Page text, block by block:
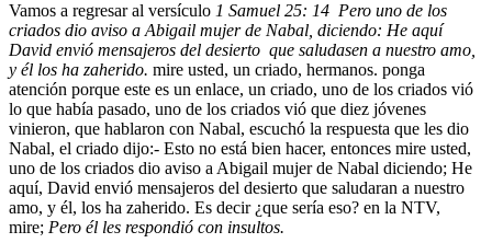
Vamos a regresar al versículo 1 Samuel 25: 14 Pero uno de los
criados dio aviso a Abigail mujer de Nabal, diciendo: He aquí
David envió mensajeros del desierto que saludasen a nuestro amo,
y él los ha zaherido. mire usted, un criado, hermanos. ponga
atención porque este es un enlace, un criado, uno de los criados vió
lo que había pasado, uno de los criados vió que diez jóvenes
vinieron, que hablaron con Nabal, escuchó la respuesta que les dio
Nabal, el criado dijo:- Esto no está bien hacer, entonces mire usted,
uno de los criados dio aviso a Abigail mujer de Nabal diciendo; He
aquí, David envió mensajeros del desierto que saludaran a nuestro
amo, y él, los ha zaherido. Es decir ¿que sería eso? en la NTV,
mire; Pero él les respondió con insultos.